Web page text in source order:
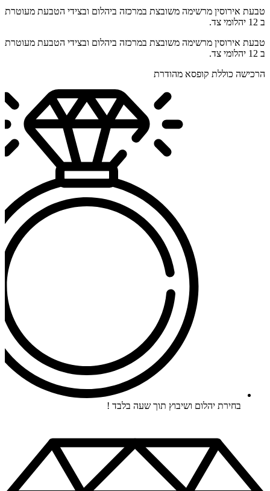
טבעת אירוסין מרשימה משובצת במרכזה ביהלום ובצידי הטבעת מעוטרת
ב 12 יהלומי צד.
טבעת אירוסין מרשימה משובצת במרכזה ביהלום ובצידי הטבעת מעוטרת
ב 12 יהלומי צד.
הרכישה כוללת קופסא מהודרת
בחירת יהלום ושיבוץ תוך שעה בלבד !